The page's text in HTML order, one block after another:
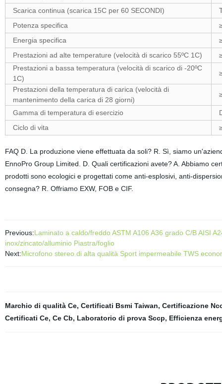
Scarica continua (scarica 15C per 60 SECONDI)
Potenza specifica
Energia specifica
Prestazioni ad alte temperature (velocità di scarico 55ºC 1C)
Prestazioni a bassa temperatura (velocità di scarico di -20ºC
1C)
Prestazioni della temperatura di carica (velocità di
mantenimento della carica di 28 giorni)
Gamma di temperatura di esercizio
Ciclo di vita
FAQ D. La produzione viene effettuata da soli? R. Sì, siamo
EnnoPro Group Limited. D. Quali certificazioni avete? A. Abbiamo
prodotti sono ecologici e progettati come anti-esplosivi, anti-
consegna? R. Offriamo EXW, FOB e CIF.
Previous:Laminato a caldo/freddo ASTM A106 A36 grado C/B AISI
inox/zincato/alluminio Piastra/foglio
Next:Microfono stereo di alta qualità Sport impermeabile TWS
Marchio di qualità Ce, Certificati Bsmi Taiwan, Certificazione
Certificati Ce, Ce Cb, Laboratorio di prova Sccp, Efficienza